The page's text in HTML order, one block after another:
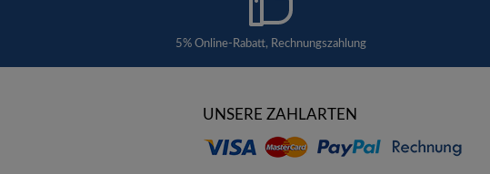
5% Online-Rabatt, Rechnungszahlung
UNSERE ZAHLARTEN